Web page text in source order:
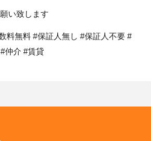
い致します
料無料 #保証人無し #保証人不要 #
仲介 #賃貸